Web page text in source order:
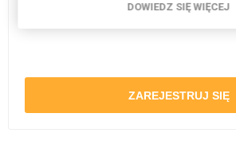
ZAREJESTRUJ SIĘ
DOWIEDZ SIĘ WIĘCEJ